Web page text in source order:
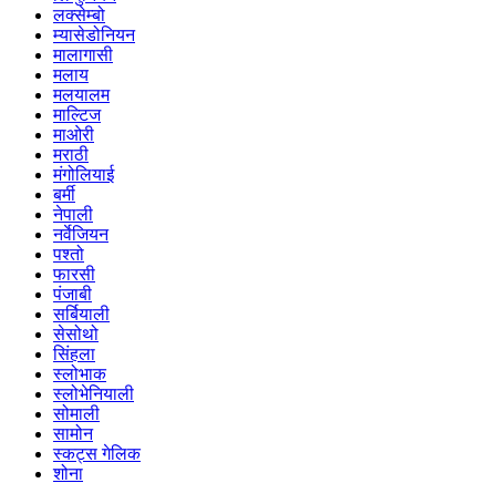
लक्सेम्बो
म्यासेडोनियन
मालागासी
मलाय
मलयालम
माल्टिज
माओरी
मराठी
मंगोलियाई
बर्मी
नेपाली
नर्वेजियन
पश्तो
फारसी
पंजाबी
सर्बियाली
सेसोथो
सिंहला
स्लोभाक
स्लोभेनियाली
सोमाली
सामोन
स्कट्स गेलिक
शोना